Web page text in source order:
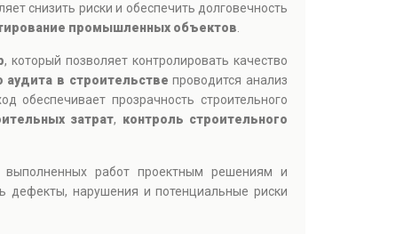
снизить риски и обеспечить долговечность
промышленных объектов
, который позволяет контролировать качество
аудита в строительстве проводится анализ
обеспечивает прозрачность строительного
затрат, контроль строительного
выполненных работ проектным решениям и
дефекты, нарушения и потенциальные риски